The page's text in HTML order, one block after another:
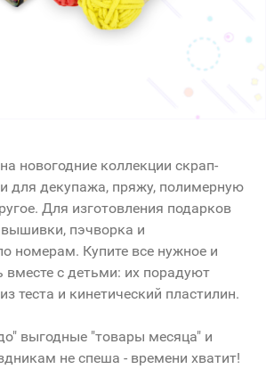
новогодние коллекции скрап-
для декупажа, пряжу, полимерную
Для изготовления подарков
пэчворка и
номерам. Купите все нужное и
вместе с детьми: их порадуют
теста и кинетический пластилин.
выгодные "товары месяца" и
не спеша - времени хватит!